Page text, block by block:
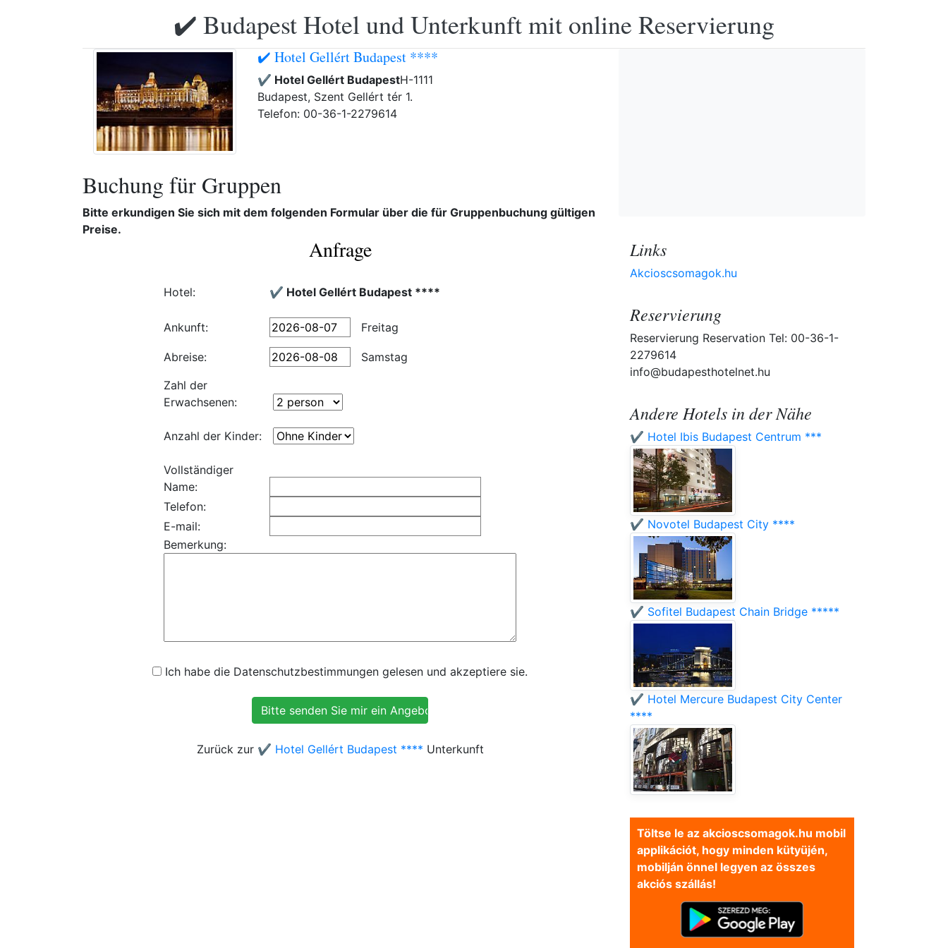
✔️ Budapest Hotel und Unterkunft mit online Reservierung
✔️ Hotel Gellért Budapest ****
✔️ Hotel Gellért BudapestH-1111
Budapest, Szent Gellért tér 1.
Telefon: 00-36-1-2279614
Buchung für Gruppen
Bitte erkundigen Sie sich mit dem folgenden Formular über die für Gruppenbuchung gültigen
Preise.
Anfrage
Hotel: ✔️ Hotel Gellért Budapest ****
Ankunft: Freitag
Abreise:
Samstag
Zahl der
Erwachsenen:
Anzahl der Kinder:
Vollständiger
Name:
Telefon:
E-mail:
Bemerkung:
Ich habe die Datenschutzbestimmungen gelesen und akzeptiere sie.
Zurück zur ✔️ Hotel Gellért Budapest **** Unterkunft
Links
Akcioscsomagok.hu
Reservierung
Reservierung Reservation Tel: 00-36-1-
2279614
info@budapesthotelnet.hu
Andere Hotels in der Nähe
✔️ Hotel Ibis Budapest Centrum ***
✔️ Novotel Budapest City ****
✔️ Sofitel Budapest Chain Bridge *****
✔️ Hotel Mercure Budapest City Center
****
Töltse le az akcioscsomagok.hu mobil
applikációt, hogy minden kütyüjén,
mobilján önnel legyen az összes
akciós szállás!